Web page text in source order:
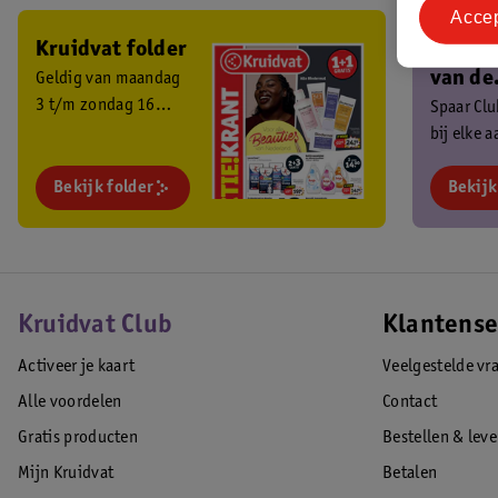
Kruidvat folder
Geldig van maandag
3 t/m zondag 16
Bekijk folder
Ben
van de
Club?
Spaar
bij elke
Kruidvat Club
Activeer je kaart
Alle voordelen
Gratis producten
Mijn Kruidvat
Veelgestelde
Contact
Bestellen &
Betalen